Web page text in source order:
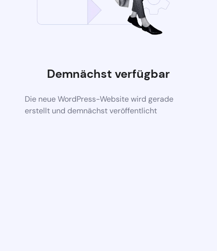
Demnächst verfügbar
Die neue WordPress-Website wird gerade
erstellt und demnächst veröffentlicht